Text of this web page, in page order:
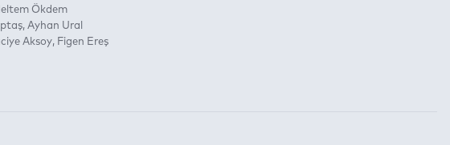
Ökdem
Ayhan Ural
Aksoy
Figen Ereş